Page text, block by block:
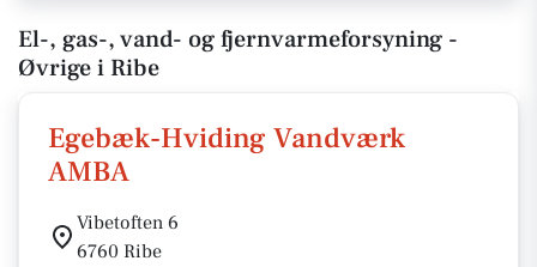
El-, gas-, vand- og fjernvarmeforsyning -
Øvrige i Ribe
Egebæk-Hviding Vandværk
AMBA
Vibetoften 6
6760 Ribe